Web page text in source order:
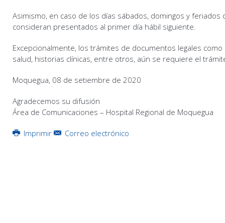
Asimismo, en caso de los días sábados, domingos y feriados
consideran presentados al primer día hábil siguiente.
Excepcionalmente, los trámites de documentos legales
salud, historias clínicas, entre otros, aún se requiere el
Moquegua, 08 de setiembre de 2020
Agradecemos su difusión
Área de Comunicaciones – Hospital Regional de Moquegua
Imprimir Correo electrónico